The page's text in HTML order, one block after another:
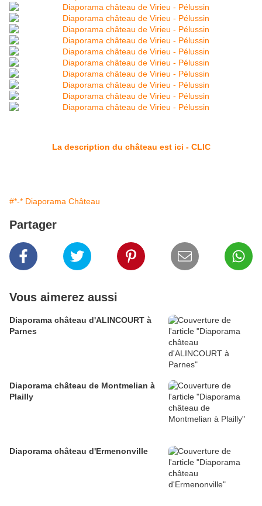
La description du château est ici - CLIC
#*-* Diaporama Château
Partager
Vous aimerez aussi
Diaporama château d'ALINCOURT à
Parnes
Diaporama château de Montmelian à
Plailly
Diaporama château d'Ermenonville